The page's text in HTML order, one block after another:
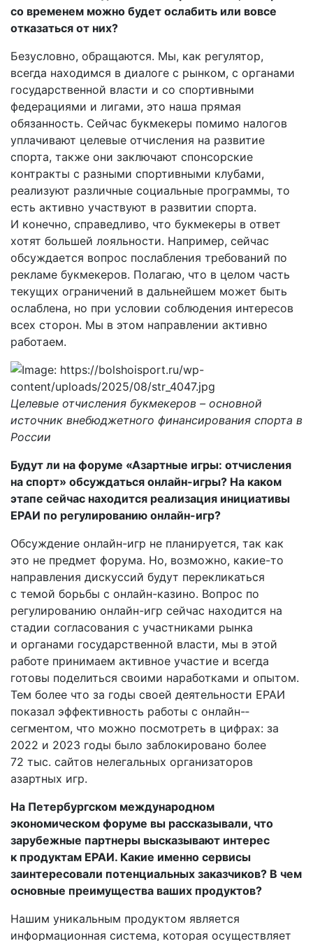
со временем можно будет ослабить или вовсе
отказаться от них?
Безусловно, обращаются. Мы, как регулятор,
всегда находимся в диалоге с рынком, с органами
государственной власти и со спортивными
федерациями и лигами, это наша прямая
обязанность. Сейчас букмекеры помимо налогов
уплачивают целевые отчисления на развитие
спорта, также они заключают спонсорские
контракты с разными спортивными клубами,
реализуют различные социальные программы, то
есть активно участвуют в развитии спорта.
И конечно, справедливо, что букмекеры в ответ
хотят большей лояльности. Например, сейчас
обсуждается вопрос послабления требований по
рекламе букмекеров. Полагаю, что в целом часть
текущих ограничений в дальнейшем может быть
ослаблена, но при условии соблюдения интересов
всех сторон. Мы в этом направлении активно
работаем.
Целевые отчисления букмекеров – основной
источник внебюджетного финансирования спорта в
России
Будут ли на форуме «Азартные игры: отчисления
на спорт» обсуждаться онлайн-игры? На каком
этапе сейчас находится реализация инициативы
ЕРАИ по регулированию онлайн-игр?
Обсуждение онлайн-игр не планируется, так как
это не предмет форума. Но, возможно, какие-то
направления дискуссий будут перекликаться
с темой борьбы с онлайн-­казино. Вопрос по
регулированию онлайн-игр сейчас находится на
стадии согласования с участниками рынка
и органами государственной власти, мы в этой
работе принимаем активное участие и всегда
готовы поделиться своими наработками и опытом.
Тем более что за годы своей деятельности ЕРАИ
показал эффективность работы с онлайн-­
сегментом, что можно посмотреть в цифрах: за
2022 и 2023 годы было заблокировано более
72 тыс. сайтов нелегальных организаторов
азартных игр.
На Петербургском международном
экономическом форуме вы рассказывали, что
зарубежные партнеры высказывают интерес
к продуктам ЕРАИ. Какие именно сервисы
заинтересовали потенциальных заказчиков? В чем
основные преимущества ваших продуктов?
Нашим уникальным продуктом является
информационная система, которая осуществляет